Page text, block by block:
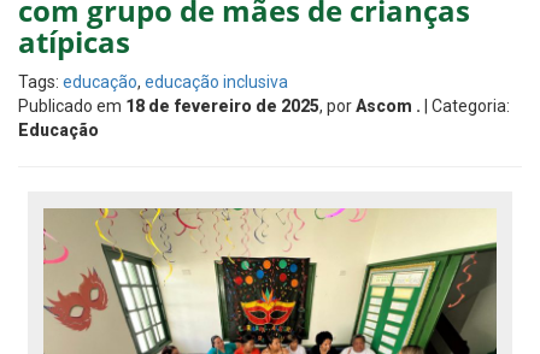
com grupo de mães de crianças
atípicas
Tags: educação, educação inclusiva
Publicado em 18 de fevereiro de 2025, porAscom . | Categoria:
Educação